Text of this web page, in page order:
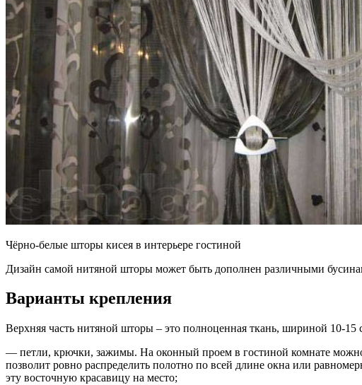
Чёрно-белые шторы кисея в интерьере гостиной
Дизайн самой нитяной шторы может быть дополнен различными
Варианты крепления
Верхняя часть нитяной шторы – это полноценная ткань, шириной 10-15
— петли, крючки, зажимы. На оконный проем в гостиной комнате
позволит ровно распределить полотно по всей длине окна или
эту восточную красавицу на место;